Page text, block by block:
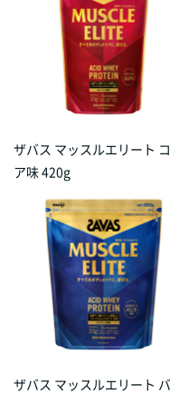
ザバス マッスルエリート
ア味 420g
ザバス マッスルエリート